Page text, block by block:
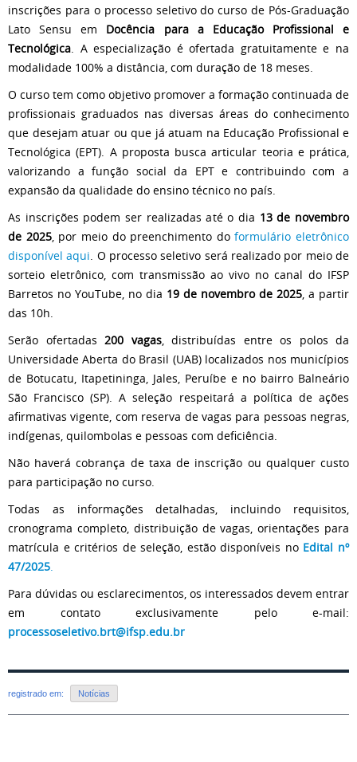
inscrições para o processo seletivo do curso de Pós-Graduação
Lato Sensu em Docência para a Educação Profissional e
Tecnológica. A especialização é ofertada gratuitamente e na
modalidade 100% a distância, com duração de 18 meses.
O curso tem como objetivo promover a formação continuada de
profissionais graduados nas diversas áreas do conhecimento
que desejam atuar ou que já atuam na Educação Profissional e
Tecnológica (EPT). A proposta busca articular teoria e prática,
valorizando a função social da EPT e contribuindo com a
expansão da qualidade do ensino técnico no país.
As inscrições podem ser realizadas até o dia 13 de novembro
de 2025, por meio do preenchimento doformulário eletrônico
disponível aqui. O processo seletivo será realizado por meio de
sorteio eletrônico, com transmissão ao vivo no canal do IFSP
Barretos no YouTube, no dia 19 de novembro de 2025, a partir
das 10h.
Serão ofertadas 200 vagas, distribuídas entre os polos da
Universidade Aberta do Brasil (UAB) localizados nos municípios
de Botucatu, Itapetininga, Jales, Peruíbe e no bairro Balneário
São Francisco (SP). A seleção respeitará a política de ações
afirmativas vigente, com reserva de vagas para pessoas negras,
indígenas, quilombolas e pessoas com deficiência.
Não haverá cobrança de taxa de inscrição ou qualquer custo
para participação no curso.
Todas as informações detalhadas, incluindo requisitos,
cronograma completo, distribuição de vagas, orientações para
matrícula e critérios de seleção, estão disponíveis no Edital nº
47/2025.
Para dúvidas ou esclarecimentos, os interessados devem entrar
em contato exclusivamente pelo e-mail:
processoseletivo.brt@ifsp.edu.br
registrado em: Notícias